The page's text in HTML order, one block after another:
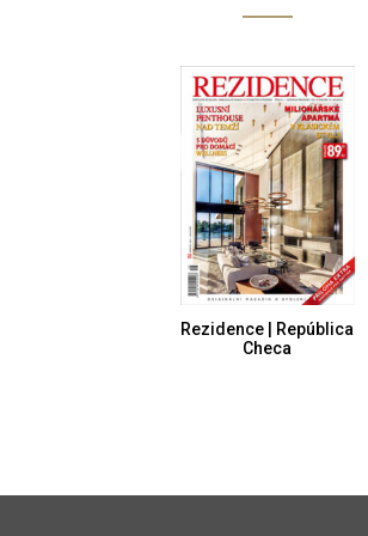
Rezidence | República
Checa